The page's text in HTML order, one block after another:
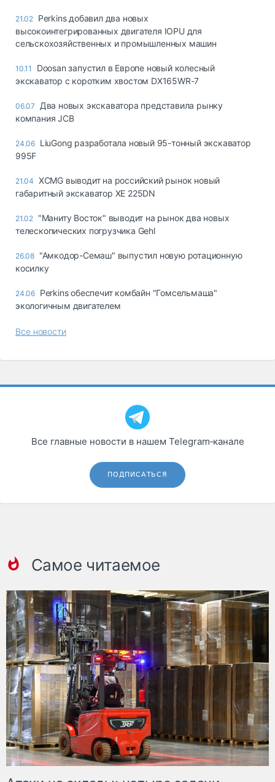
21.02 Perkins добавил два новых
высокоинтегрированных двигателя IOPU для
сельскохозяйственных и промышленных машин
10.11
Doosan запустил в Европе новый колесный
экскаватор с коротким хвостом DX165WR-7
06.07
Два новых экскаватора представила рынку
компания JCB
24.06 LiuGong разработала новый 95-тонный экскаватор
995F
21.04 XCMG выводит на российский рынок новый
габаритный экскаватор XE 225DN
21.02 "Маниту Восток" выводит на рынок два новых
телескопических погрузчика Gehl
26.08 "Амкодор-Семаш" выпустил новую ротационную
косилку
24.06 Perkins обеспечит комбайн "Гомсельмаша"
экологичным двигателем
Все новости
Все главные новости в нашем Telegram‑канале
ПОДПИСАТЬСЯ
Самое читаемое